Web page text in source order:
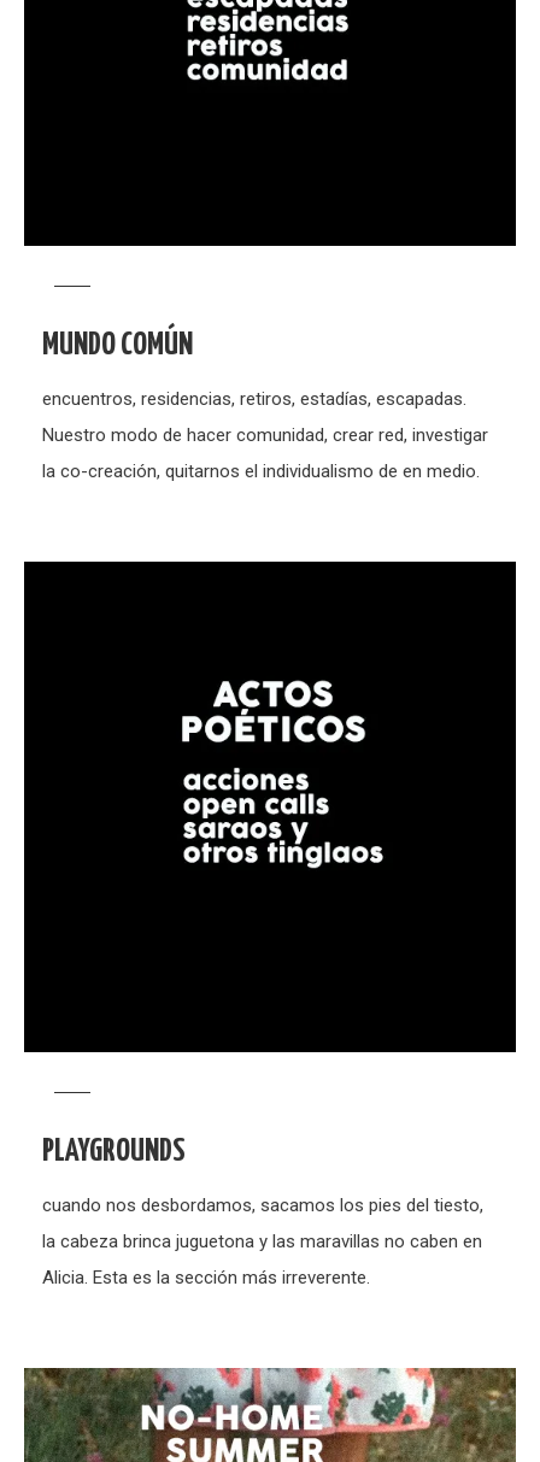
MUNDO COMÚN
encuentros, residencias, retiros, estadías, escapadas.
Nuestro modo de hacer comunidad, crear red, investigar
la co-creación, quitarnos el individualismo de en medio.
PLAYGROUNDS
cuando nos desbordamos, sacamos los pies del tiesto,
la cabeza brinca juguetona y las maravillas no caben en
Alicia. Esta es la sección más irreverente.